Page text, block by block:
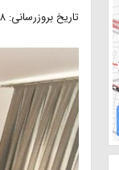
تاریخ بروزرسانی: ۰۸ شهریور ۱۴۰۰